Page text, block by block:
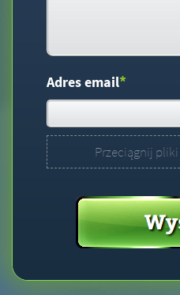
Adres email*
Przeciągnij